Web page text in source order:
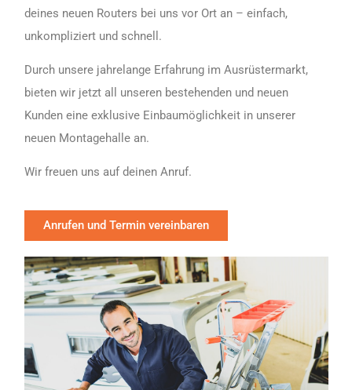
deines neuen Routers bei uns vor Ort an – einfach,
unkompliziert und schnell.
Durch unsere jahrelange Erfahrung im Ausrüstermarkt,
bieten wir jetzt all unseren bestehenden und neuen
Kunden eine exklusive Einbaumöglichkeit in unserer
neuen Montagehalle an.
Wir freuen uns auf deinen Anruf.
Anrufen und Termin vereinbaren